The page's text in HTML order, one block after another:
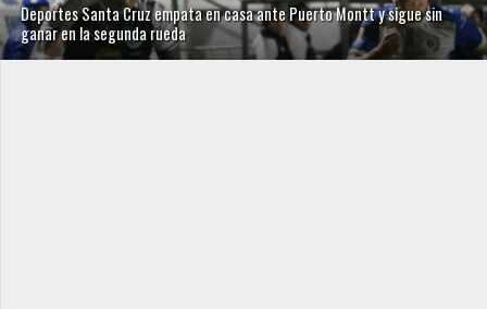
Deportes Santa Cruz empata en casa ante Puerto Montt y sigue sin
ganar en la segunda rueda